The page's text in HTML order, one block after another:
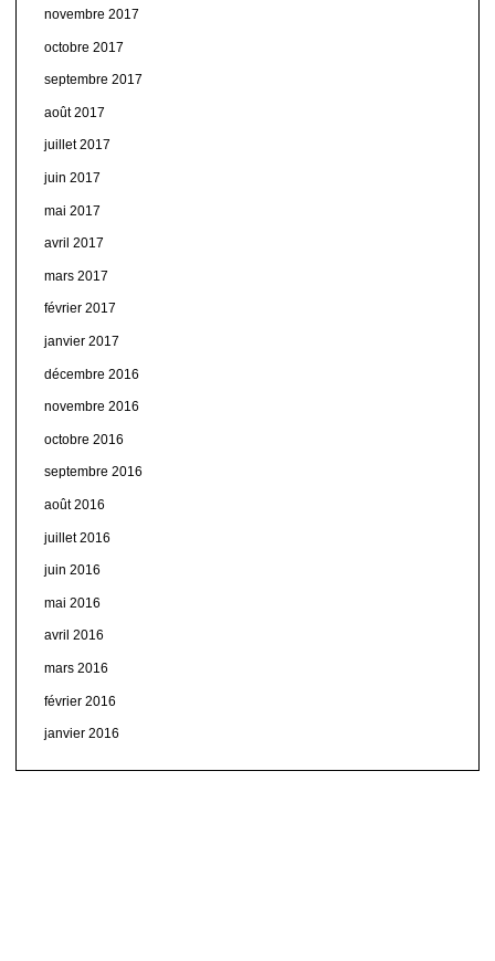
novembre 2017
octobre 2017
septembre 2017
août 2017
juillet 2017
juin 2017
mai 2017
avril 2017
mars 2017
février 2017
janvier 2017
décembre 2016
novembre 2016
octobre 2016
septembre 2016
août 2016
juillet 2016
juin 2016
mai 2016
avril 2016
mars 2016
février 2016
janvier 2016